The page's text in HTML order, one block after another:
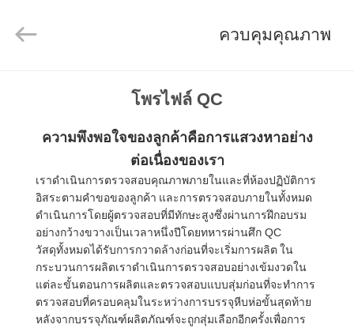
สินค้า
เกี่ยว
Display
Technology
ควบคุมคุณภาพ
โพรไฟล์ QC
ความพึงพอใจของลูกค้าคือการแสวงหาอย่าง
ต่อเนื่องของเรา
เราดำเนินการตรวจสอบคุณภาพภายในและที่ห้องปฏิบัติการ
อิสระตามคำขอของลูกค้า และการตรวจสอบภายในทั้งหมด
ดำเนินการโดยผู้ตรวจสอบที่มีทักษะสูงซึ่งผ่านการฝึกอบรม
อย่างกว้างขวางเป็นเวลาหนึ่งปีโดยทหารผ่านศึก QC
วัสดุทั้งหมดได้รับการกวาดล้างก่อนที่จะเริ่มการผลิต ใน
กระบวนการผลิตเราดำเนินการตรวจสอบอย่างเข้มงวดใน
แต่ละขั้นตอนการผลิตและตรวจสอบแบบสุ่มก่อนที่จะทำการ
ตรวจสอบที่ครอบคลุมในระหว่างการบรรจุหีบห่อขั้นสุดท้าย
หลังจากบรรจุภัณฑ์ผลิตภัณฑ์จะถูกสุ่มเลือกอีกครั้งเพื่อการ